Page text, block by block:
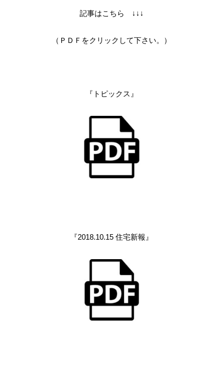
記事はこちら ↓↓↓
（ＰＤＦをクリックして下さい。）
『トピックス』
『2018.10.15 住宅新報』